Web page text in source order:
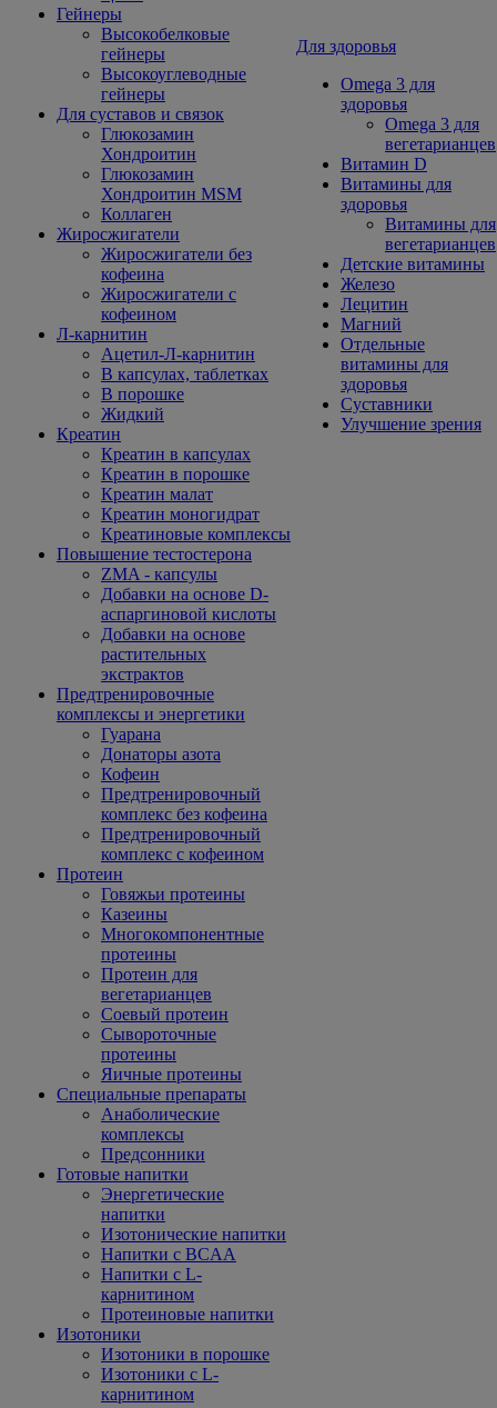
Гейнеры
Высокобелковые
гейнеры
Высокоуглеводные
гейнеры
Для суставов и связок
Глюкозамин
Хондроитин
Глюкозамин
Хондроитин MSM
Коллаген
Жиросжигатели
Жиросжигатели без
кофеина
Жиросжигатели с
кофеином
Л-карнитин
Ацетил-Л-карнитин
В капсулах, таблетках
В порошке
Жидкий
Креатин
Креатин в капсулах
Креатин в порошке
Креатин малат
Креатин моногидрат
Креатиновые комплексы
Повышение тестостерона
ZMA - капсулы
Добавки на основе D-
аспаргиновой кислоты
Добавки на основе
растительных
экстрактов
Предтренировочные
комплексы и энергетики
Гуарана
Донаторы азота
Кофеин
Предтренировочный
комплекс без кофеина
Предтренировочный
комплекс с кофеином
Протеин
Говяжьи протеины
Казеины
Многокомпонентные
протеины
Протеин для
вегетарианцев
Соевый протеин
Сывороточные
протеины
Яичные протеины
Специальные препараты
Анаболические
комплексы
Предсонники
Готовые напитки
Энергетические
напитки
Изотонические напитки
Напитки с BCAA
Напитки с L-
карнитином
Протеиновые напитки
Изотоники
Изотоники в порошке
Изотоники с L-
карнитином
Для здоровья
Omega 3 для
здоровья
Omega 3 для
вегетарианцев
Витамин D
Витамины для
здоровья
Витамины для
вегетарианцев
Детские витамины
Железо
Лецитин
Магний
Отдельные
витамины для
здоровья
Суставники
Улучшение зрения